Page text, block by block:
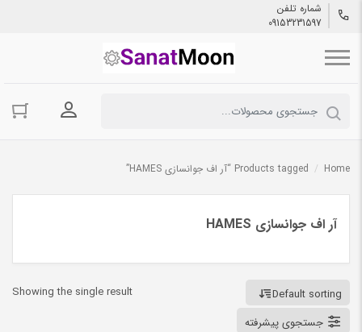
شماره تلفن
09153231597
ورود به
Home
/ Products tagged “آر اف جوانسازی HAMES”
آر اف جوانسازی HAMES
Showing the single result
Default sorting
جستجوی پیشرفته